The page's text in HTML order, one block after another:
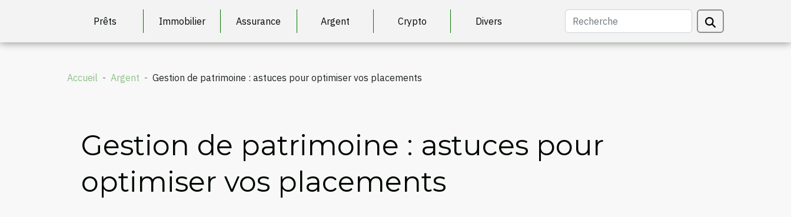
Prêts Immobilier Assurance Argent Crypto Divers
Accueil Argent Gestion de patrimoine : astuces pour optimiser vos placements
Gestion de patrimoine : astuces pour
optimiser vos placements